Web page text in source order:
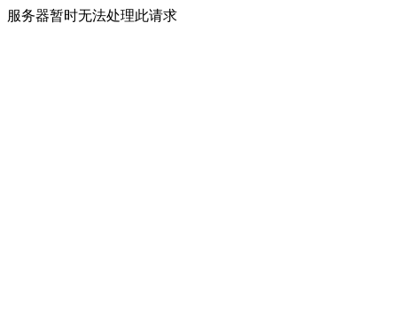
服务器暂时无法处理此请求